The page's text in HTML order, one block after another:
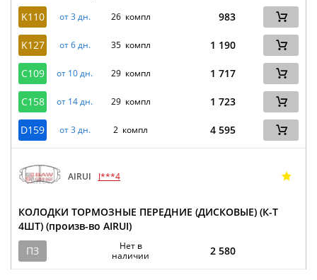
K110
от 3 дн. 26 компл 983
K127 от 6 дн. 35 компл 1 190
C109 от 10 дн. 29 компл 1 717
C158 от 14 дн. 29 компл 1 723
D159 от 3 дн. 2 компл 4 595
AIRUI J***4
КОЛОДКИ ТОРМОЗНЫЕ ПЕРЕДНИЕ (ДИСКОВЫЕ) (К-Т
4ШТ) (произв-во AIRUI)
ПЗ
Нет в
наличии
2 580